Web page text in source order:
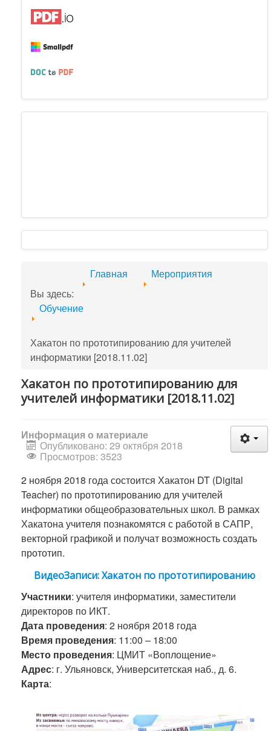
Вы здесь:
Главная Мероприятия
Обучение
Хакатон по прототипированию для учителей
информатики [2018.11.02]
Хакатон по прототипированию для
учителей информатики [2018.11.02]
Информация о материале
Опубликовано: 29 октября 2018
Просмотров: 3523
2 ноября 2018 года состоится Хакатон DT (Digital
Teacher) по прототипированию для учителей
информатики общеобразовательных школ. В рамках
Хакатона учителя познакомятся с работой в САПР,
векторной графикой и получат возможность создать
прототип.
ВидеоЗаписи: Хакатон по прототипированию
Участники: учителя информатики, заместители
директоров по ИКТ.
Дата проведения: 2 ноября 2018 года
Время проведения: 11:00 – 18:00
Место проведения: ЦМИТ «Воплощение»
Адрес: г. Ульяновск, Университетская наб., д. 6.
Карта: